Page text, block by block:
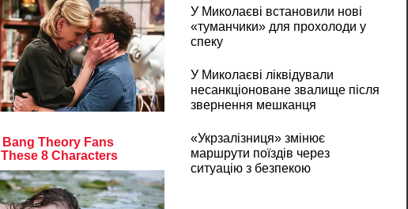
У Миколаєві встановили нові
«туманчики» для прохолоди у
спеку
У Миколаєві ліквідували
несанкціоноване звалище після
звернення мешканця
«Укрзалізниця» змінює
маршрути поїздів через
ситуацію з безпекою